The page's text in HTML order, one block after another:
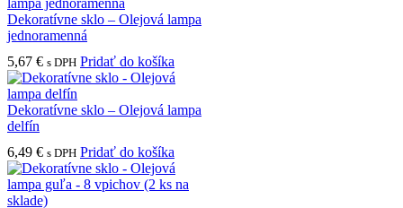
Dekoratívne sklo – Olejová lampa
jednoramenná
5,67 € s DPH Pridať do košíka
Dekoratívne sklo – Olejová lampa
delfín
6,49 € s DPH Pridať do košíka